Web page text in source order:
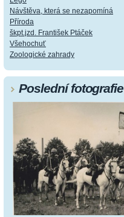
Návštěva, která se nezapomíná
Příroda
škpt.jzd. František Ptáček
Všehochuť
Zoologické zahrady
Poslední fotografie